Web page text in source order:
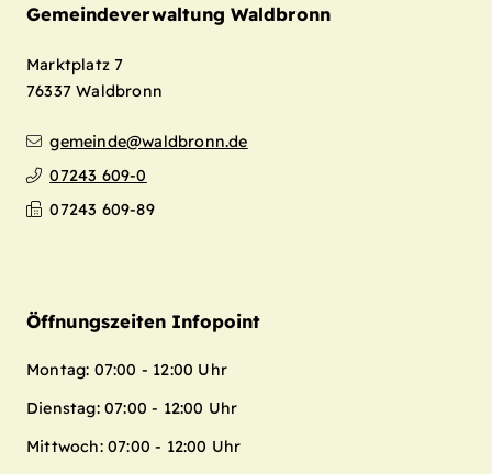
Gemeindeverwaltung Waldbronn
Marktplatz 7
76337 Waldbronn
gemeinde@waldbronn.de
07243 609-0
07243 609-89
Öffnungszeiten Infopoint
Montag: 07:00 - 12:00 Uhr
Dienstag: 07:00 - 12:00 Uhr
Mittwoch: 07:00 - 12:00 Uhr